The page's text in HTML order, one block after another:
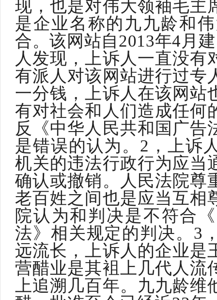
现，也是对伟大领袖毛主
是企业名称的九九龄和
合。该网站自2013年4月
人发现，上诉人一直没有
有派人对该网站进行过专
一分钱，上诉人在该网站
有对社会和人们造成任何
反《中华人民共和国广告
是错误的认为。2，上诉
机关的违法行政行为应当
确认或撤销。人民法院尊
老百姓之间也是应当互相
院认为和判决是不符合
法》相关规定的判决。3
远流长，上诉人的企业是
营醋业是其袓上几代人流
上追溯几百年。九九龄